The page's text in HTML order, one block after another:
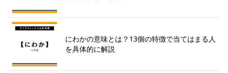
にわかの意味とは？13個の特徴で当てはまる人
を具体的に解説